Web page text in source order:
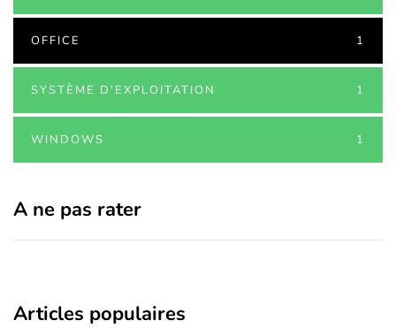
OFFICE 1
SYSTÈME D'EXPLOITATION 1
WINDOWS 1
A ne pas rater
Articles populaires